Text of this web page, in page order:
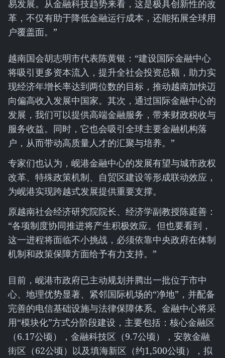
易发展。从金融科技趋势来看，这是极具创新性的改
革，不仅有助于降低金融运行成本，还能拓展全球用
户覆盖面。”
越南国会胡志明市代表陈黄银：“建设国际金融中心
将吸引更多资本流入，提升全社会投资总额，助力实
现经济年增长率达到两位数的目标，推动越南加快迈
向偏高收入发展中国家。其次，通过国际金融中心的
发展，我们可以提供高端金融服务，带来财政税收与
服务收益。同时，它也会吸引全球主要金融机构落
户，从而带动高质量人才的汇聚与培养。”
专家们也认为，岘港金融中心的发展有望与城市政权
改革、特殊政策机制、自贸区建设等形成联动效应，
为岘港实现跨越式发展提供重要支撑。
原越南社会经济研究院院长、经济学副教授陈庭善：
“各项制度协同推进将产生积极效应。但也要看到，
这一进程将面临不小挑战，必须依靠中央政府在体制
机制和政策保障方面给予有力支持。”
目前，岘港市政府已主动规划并腾出一批位于市中
心、地理优势显著、紧邻国际机场的“净地”，并配备
完善的电信基础设施与法律保障体系。金融中心将采
用“模块化”方式分阶段建设，主要包括：核心金融区
（6.17公顷），金融科技区（9.7公顷），安敦金融
街区（62公顷）以及填海新区（约1,500公顷），拟